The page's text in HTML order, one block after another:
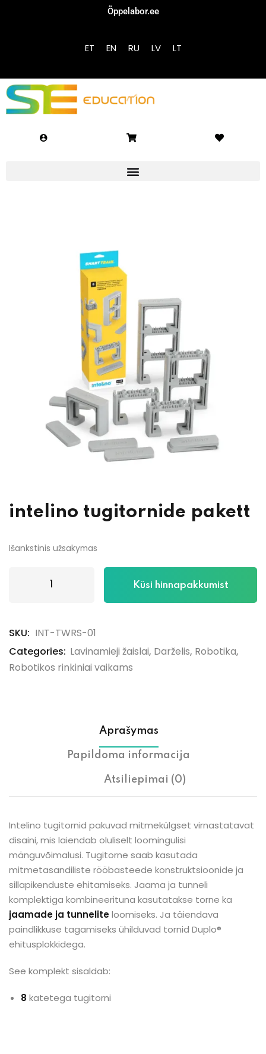
Õppelabor.ee
ET EN RU LV LT
intelino tugitornide pakett
Išankstinis užsakymas
Küsi hinnapakkumist
SKU: INT-TWRS-01
Categories: Lavinamieji žaislai, Darželis, Robotika,
Robotikos rinkiniai vaikams
Aprašymas
Papildoma informacija
Atsiliepimai (0)
Intelino tugitornid pakuvad mitmekülgset virnastatavat
disaini, mis laiendab oluliselt loomingulisi
mänguvõimalusi. Tugitorne saab kasutada
mitmetasandiliste rööbasteede konstruktsioonide ja
sillapikenduste ehitamiseks. Jaama ja tunneli
komplektiga kombineerituna kasutatakse torne ka
jaamade ja tunneliteloomiseks. Ja täiendava
paindlikkuse tagamiseks ühilduvad tornid Duplo®
ehitusplokkidega.
See komplekt sisaldab:
8 katetega tugitorni
Don’t have an account?